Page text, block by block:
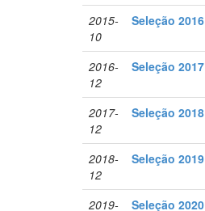
2015-
10
Seleção 2016
2016-
12
Seleção 2017
2017-
12
Seleção 2018
2018-
12
Seleção 2019
2019- Seleção 2020